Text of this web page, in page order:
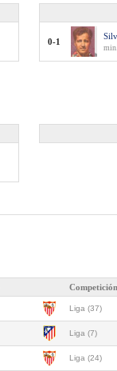
0-1
Competición
Liga (37)
Liga (7)
Liga (24)